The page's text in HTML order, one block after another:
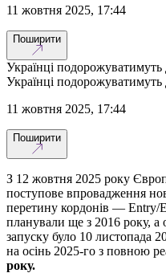
11 жовтня 2025, 17:44
Поширити
Українці
Українці
11 жовтня 2025, 17:44
Поширити
З 12 жовтня 2025 року
поступове впровадження
перетину кордонів — Entry/
планували ще з 2016 року,
запуску було 10 листопада
на осінь 2025-го з повною
року.